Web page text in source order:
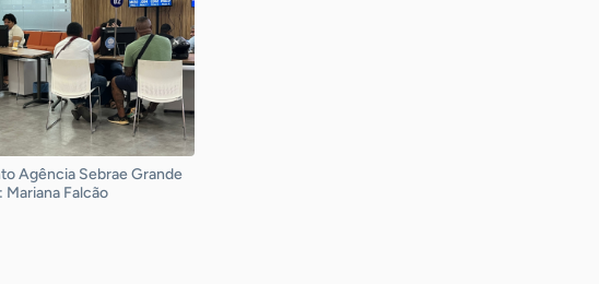
Agência Sebrae Grande
Mariana Falcão